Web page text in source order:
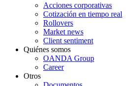
Acciones corporativas
Cotización en tiempo real
Rollovers
Market news
Client sentiment
Quiénes somos
OANDA Group
Career
Otros